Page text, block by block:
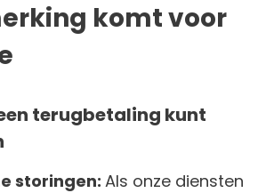
komt voor
terugbetaling kunt
storingen: Als onze diensten